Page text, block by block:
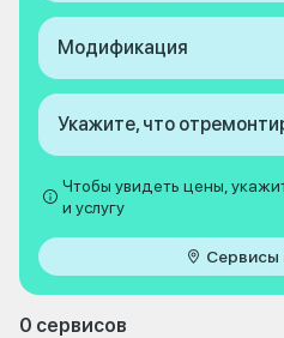
Модификация
Укажите, что
Чтобы увидеть цены,
и услугу
Сервисы
0 сервисов